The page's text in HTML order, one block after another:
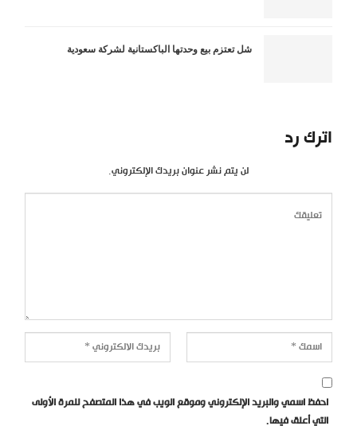
شل تعتزم بيع وحدتها الباكستانية لشركة سعودية
اترك رد
لن يتم نشر عنوان بريدك الإلكتروني.
احفظ اسمي والبريد الإلكتروني وموقع الويب في هذا المتصفح للمرة الأولى
التي أعلق فيها.